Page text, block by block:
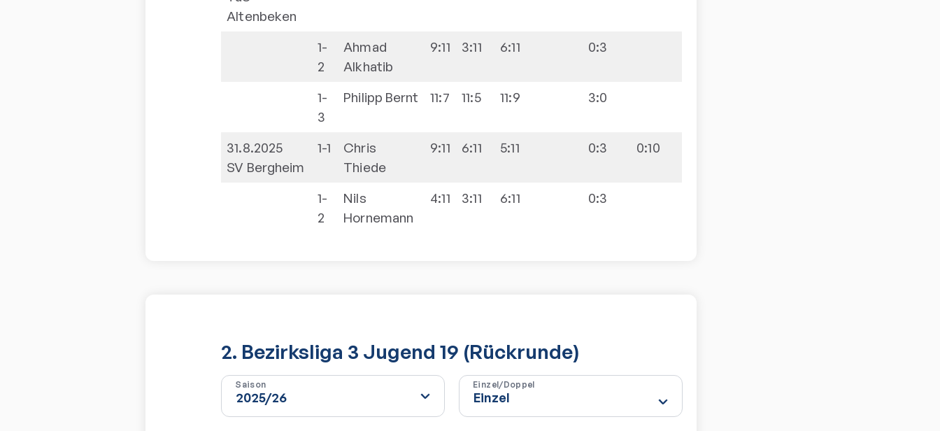
Altenbeken
1-
2
Ahmad
Alkhatib
9:11 3:11 6:11 0:3
1-
3
Philipp Bernt 11:7 11:5 11:9 3:0
31.8.2025
SV Bergheim
1-1
Chris
Thiede
9:11 6:11 5:11 0:3 0:10
1-
2
Nils
Hornemann
4:11 3:11 6:11 0:3
2. Bezirksliga 3 Jugend 19 (Rückrunde)
Saison Einzel/Doppel